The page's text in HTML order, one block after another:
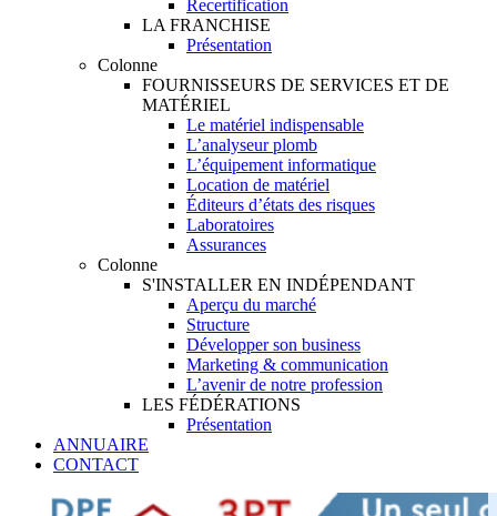
Recertification
LA FRANCHISE
Présentation
Colonne
FOURNISSEURS DE SERVICES ET DE
MATÉRIEL
Le matériel indispensable
L’analyseur plomb
L’équipement informatique
Location de matériel
Éditeurs d’états des risques
Laboratoires
Assurances
Colonne
S'INSTALLER EN INDÉPENDANT
Aperçu du marché
Structure
Développer son business
Marketing & communication
L’avenir de notre profession
LES FÉDÉRATIONS
Présentation
ANNUAIRE
CONTACT